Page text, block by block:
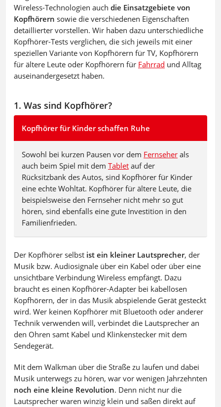
Wireless-Technologien auch die Einsatzgebiete von
Kopfhörern sowie die verschiedenen Eigenschaften
detaillierter vorstellen. Wir haben dazu unterschiedliche
Kopfhörer-Tests verglichen, die sich jeweils mit einer
speziellen Variante von Kopfhörern für TV, Kopfhörern
für ältere Leute oder Kopfhörern für Fahrrad und Alltag
auseinandergesetzt haben.
1. Was sind Kopfhörer?
Kopfhörer für Kinder schaffen Ruhe
Sowohl bei kurzen Pausen vor dem Fernseher als
auch beim Spiel mit dem Tablet auf der
Rücksitzbank des Autos, sind Kopfhörer für Kinder
eine echte Wohltat. Kopfhörer für ältere Leute, die
beispielsweise den Fernseher nicht mehr so gut
hören, sind ebenfalls eine gute Investition in den
Familienfrieden.
Der Kopfhörer selbst ist ein kleiner Lautsprecher, der
Musik bzw. Audiosignale über ein Kabel oder über eine
unsichtbare Verbindung Wireless empfängt. Dazu
braucht es einen Kopfhörer-Adapter bei kabellosen
Kopfhörern, der in das Musik abspielende Gerät gesteckt
wird. Wer keinen Kopfhörer mit Bluetooth oder anderer
Technik verwenden will, verbindet die Lautsprecher an
den Ohren samt Kabel und Klinkenstecker mit dem
Sendegerät.
Mit dem Walkman über die Straße zu laufen und dabei
Musik unterwegs zu hören, war vor wenigen Jahrzehnten
noch eine kleine Revolution. Denn nicht nur die
Lautsprecher waren winzig klein und saßen direkt auf